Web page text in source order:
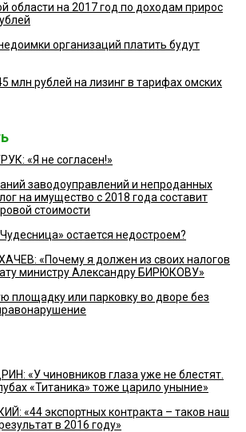
области на 2017 год по доходам прирос
организаций платить будут
млн рублей на лизинг в тарифах омских
«Я не согласен!»
заводоуправлений и непроданных
на имущество с 2018 года составит
стоимости
остается недостроем?
«Почему я должен из своих налогов
министру Александру БИРЮКОВУ»
площадку или парковку во дворе без
«У чиновников глаза уже не блестят.
«Титаника» тоже царило уныние»
«44 экспортных контракта – таков наш
в 2016 году»